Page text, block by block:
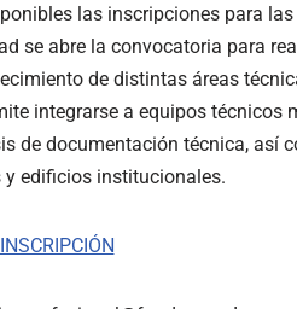
las inscripciones para
se abre la convocatoria para
de distintas áreas
integrarse a equipos técnicos
de documentación técnica, así
edificios institucionales.